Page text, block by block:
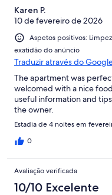
Karen P.
10 de fevereiro de 2026
Aspetos positivos:
exatidão do anúncio
Traduzir através do
The apartment was
welcomed with a nice
useful information and
the owner.
Estadia de 4 noites em
0
Avaliação verificada
10/10 Excelente